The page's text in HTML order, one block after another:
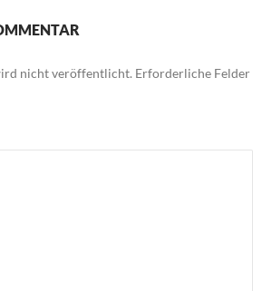
nicht veröffentlicht. Erforderliche Felder